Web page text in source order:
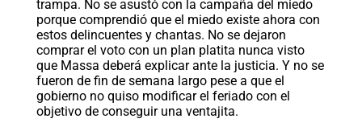
trampa. No se asustó con la campaña del miedo
porque comprendió que el miedo existe ahora con
estos delincuentes y chantas. No se dejaron
comprar el voto con un plan platita nunca visto
que Massa deberá explicar ante la justicia. Y no se
fueron de fin de semana largo pese a que el
gobierno no quiso modificar el feriado con el
objetivo de conseguir una ventajita.